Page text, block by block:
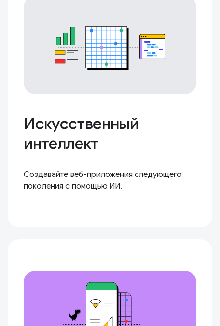
Искусственный
интеллект
Создавайте веб-приложения следующего
поколения с помощью ИИ.